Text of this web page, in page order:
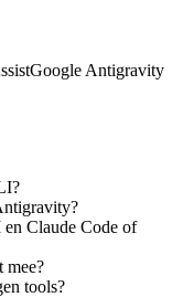
Google Antigravity
Claude Code of
mee?
tools?